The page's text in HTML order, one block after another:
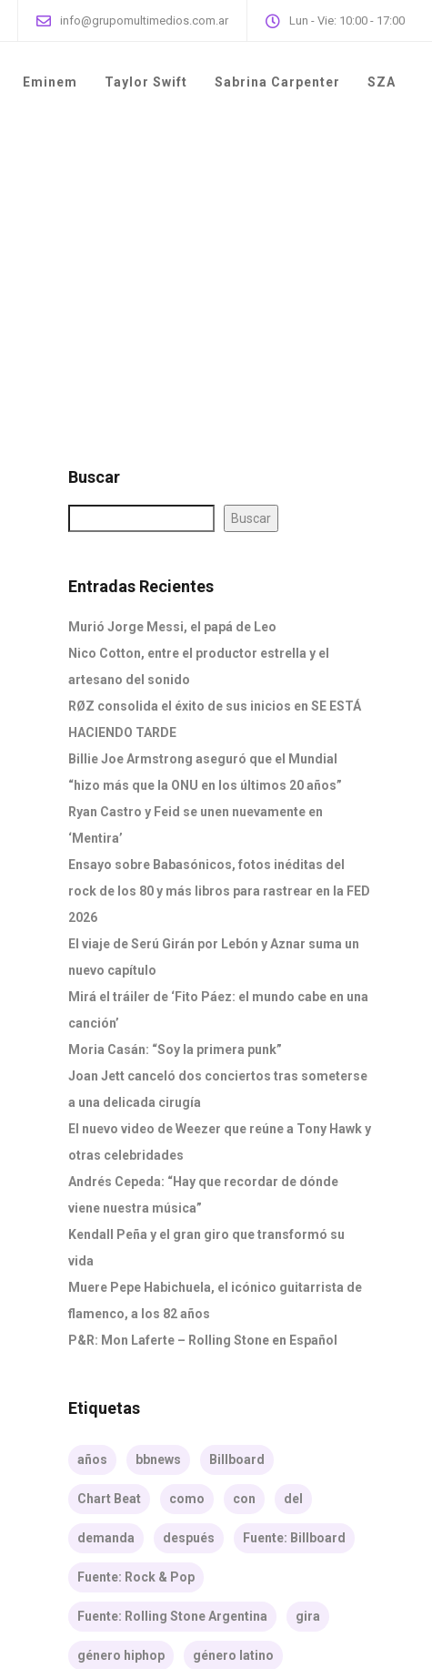
info@grupomultimedios.com.ar Lun - Vie: 10:00 - 17:00
Eminem Taylor Swift Sabrina Carpenter SZA
Buscar
Buscar
Entradas Recientes
Murió Jorge Messi, el papá de Leo
Nico Cotton, entre el productor estrella y el
artesano del sonido
RØZ consolida el éxito de sus inicios en SE ESTÁ
HACIENDO TARDE
Billie Joe Armstrong aseguró que el Mundial
“hizo más que la ONU en los últimos 20 años”
Ryan Castro y Feid se unen nuevamente en
‘Mentira’
Ensayo sobre Babasónicos, fotos inéditas del
rock de los 80 y más libros para rastrear en la FED
2026
El viaje de Serú Girán por Lebón y Aznar suma un
nuevo capítulo
Mirá el tráiler de ‘Fito Páez: el mundo cabe en una
canción’
Moria Casán: “Soy la primera punk”
Joan Jett canceló dos conciertos tras someterse
a una delicada cirugía
El nuevo video de Weezer que reúne a Tony Hawk y
otras celebridades
Andrés Cepeda: “Hay que recordar de dónde
viene nuestra música”
Kendall Peña y el gran giro que transformó su
vida
Muere Pepe Habichuela, el icónico guitarrista de
flamenco, a los 82 años
P&R: Mon Laferte – Rolling Stone en Español
Etiquetas
años bbnews Billboard
Chart Beat como con del
demanda después Fuente: Billboard
Fuente: Rock & Pop
Fuente: Rolling Stone Argentina gira
género hiphop género latino